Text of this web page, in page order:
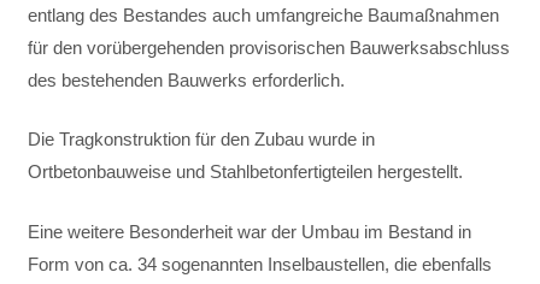
entlang des Bestandes auch umfangreiche Baumaßnahmen
für den vorübergehenden provisorischen Bauwerksabschluss
des bestehenden Bauwerks erforderlich.
Die Tragkonstruktion für den Zubau wurde in
Ortbetonbauweise und Stahlbetonfertigteilen hergestellt.
Eine weitere Besonderheit war der Umbau im Bestand in
Form von ca. 34 sogenannten Inselbaustellen, die ebenfalls